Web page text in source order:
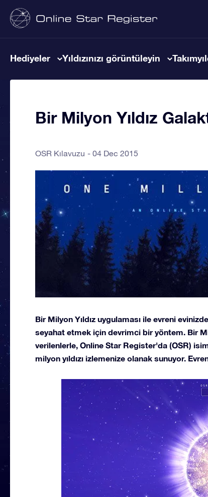
Hediyeler Yıldızınızı görüntüleyin
Bir Milyon Yıldız
OSR Kılavuzu 04 Dec 2015
Bir Milyon Yıldız uygulaması ile evreni
seyahat etmek için devrimci bir yöntem. Bir
verilenlerle, Online Star Register'da (OSR)
milyon yıldızı izlemenize olanak sunuyor.